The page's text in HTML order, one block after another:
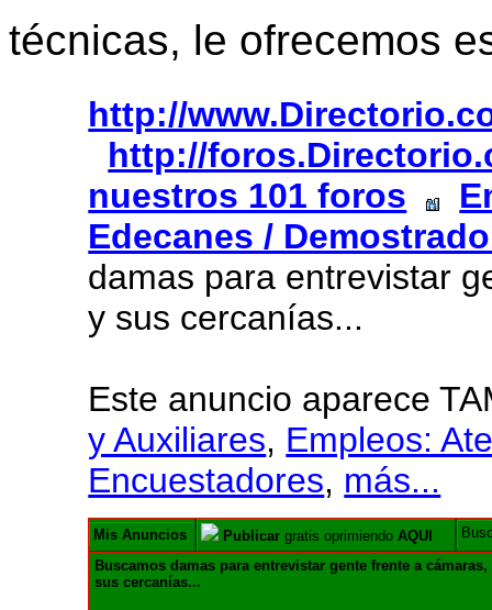
técnicas, le ofrecemos
http://
http://
nuestros 101 foros
Edecanes /
damas para entrevistar
y sus cercanías...
Este anuncio aparece
y Auxiliares, Empleos:
Encuestadores, más...
Mis Anuncios Publicar gratis oprimiendoAQUI
Buscamos damas para entrevistar gente frente a
sus cercanías...